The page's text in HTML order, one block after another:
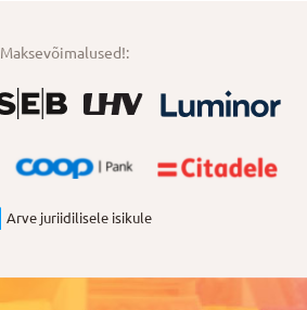
Maksevõimalused!:
Arve juriidilisele isikule